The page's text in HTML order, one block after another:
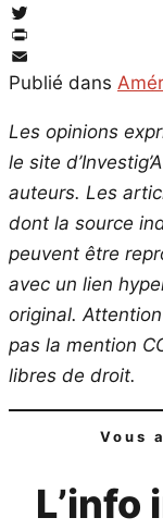
Facebook
Twitter
PrintFriendly
Email
Publié dans
Les opinions
le site
auteurs. Les
dont la source
peuvent être
avec un lien
original.
pas la mention
libres de droit.
Vous